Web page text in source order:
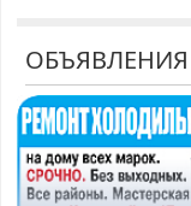
ОБЪЯВЛЕНИЯ